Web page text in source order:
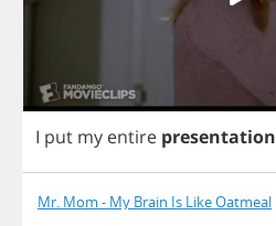
I put my entire presentation
Mr. Mom - My Brain Is Like Oatmeal